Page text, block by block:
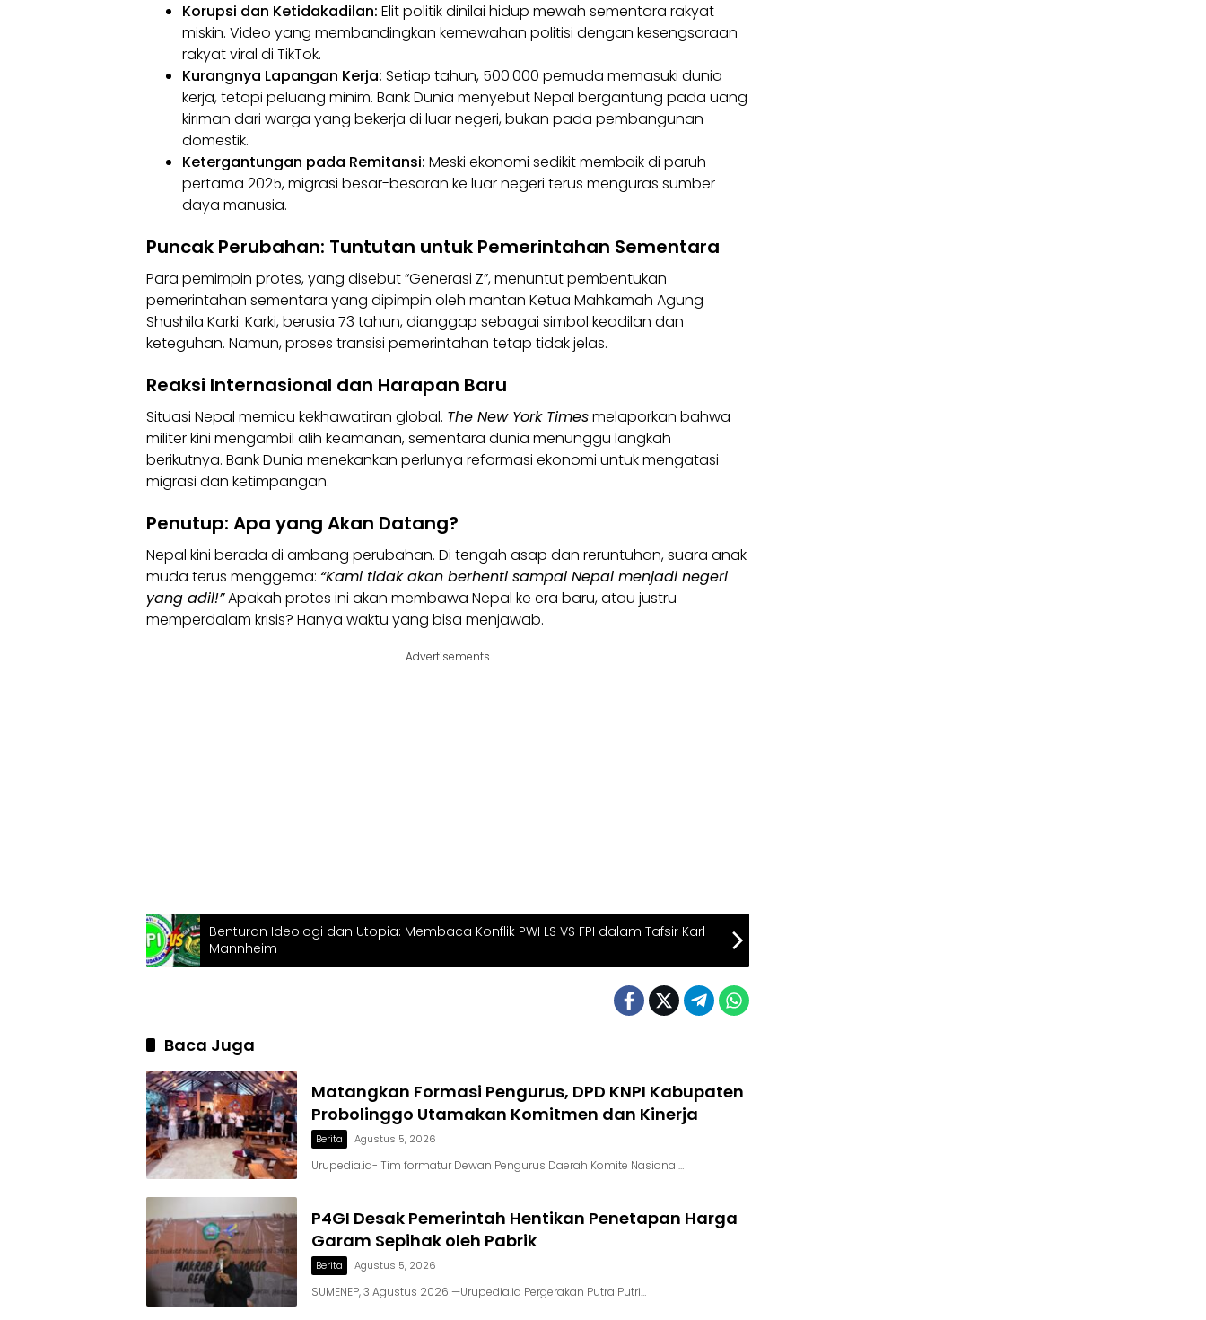
Korupsi dan Ketidakadilan: Elit politik dinilai hidup mewah sementara rakyat
miskin. Video yang membandingkan kemewahan politisi dengan kesengsaraan
rakyat viral di TikTok.
Kurangnya Lapangan Kerja: Setiap tahun, 500.000 pemuda memasuki dunia
kerja, tetapi peluang minim. Bank Dunia menyebut Nepal bergantung pada uang
kiriman dari warga yang bekerja di luar negeri, bukan pada pembangunan
domestik.
Ketergantungan pada Remitansi: Meski ekonomi sedikit membaik di paruh
pertama 2025, migrasi besar-besaran ke luar negeri terus menguras sumber
daya manusia.
Puncak Perubahan: Tuntutan untuk Pemerintahan Sementara
Para pemimpin protes, yang disebut “Generasi Z”, menuntut pembentukan
pemerintahan sementara yang dipimpin oleh mantan Ketua Mahkamah Agung
Shushila Karki. Karki, berusia 73 tahun, dianggap sebagai simbol keadilan dan
keteguhan. Namun, proses transisi pemerintahan tetap tidak jelas.
Reaksi Internasional dan Harapan Baru
Situasi Nepal memicu kekhawatiran global. The New York Timesmelaporkan bahwa
militer kini mengambil alih keamanan, sementara dunia menunggu langkah
berikutnya. Bank Dunia menekankan perlunya reformasi ekonomi untuk mengatasi
migrasi dan ketimpangan.
Penutup: Apa yang Akan Datang?
Nepal kini berada di ambang perubahan. Di tengah asap dan reruntuhan, suara anak
muda terus menggema: “Kami tidak akan berhenti sampai Nepal menjadi negeri
yang adil!”Apakah protes ini akan membawa Nepal ke era baru, atau justru
memperdalam krisis? Hanya waktu yang bisa menjawab.
Advertisements
Benturan Ideologi dan Utopia: Membaca Konflik PWI LS VS FPI dalam Tafsir Karl
Mannheim
Baca Juga
Matangkan Formasi Pengurus, DPD KNPI Kabupaten
Probolinggo Utamakan Komitmen dan Kinerja
Berita Agustus 5, 2026
Urupedia.id- Tim formatur Dewan Pengurus Daerah Komite Nasional…
P4GI Desak Pemerintah Hentikan Penetapan Harga
Garam Sepihak oleh Pabrik
Berita Agustus 5, 2026
SUMENEP, 3 Agustus 2026 —Urupedia.id Pergerakan Putra Putri…